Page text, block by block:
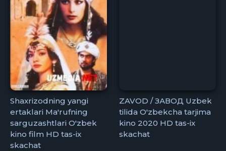
Shaxrizodning yangi
ertaklari Ma'rufning
sarguzashtlari O'zbek
kino film HD tas-ix
skachat
ZAVOD / ЗАВОД Uzbek
tilida O'zbekcha tarjima
kino 2020 HD tas-ix
skachat